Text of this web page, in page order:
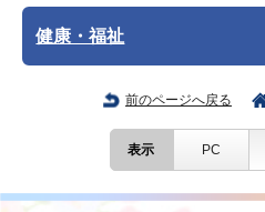
健康・福祉
前のページへ戻る
表示 PC